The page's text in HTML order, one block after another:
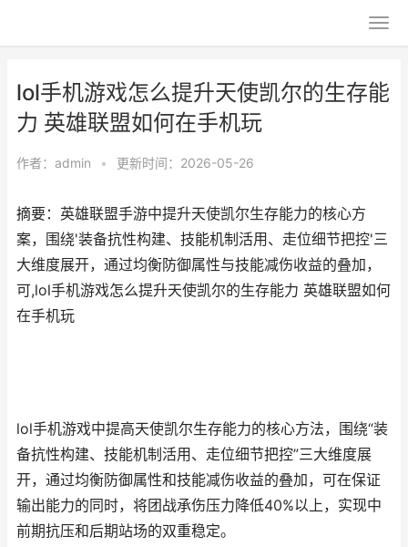
lol手机游戏怎么提升天使凯尔的生存能
力 英雄联盟如何在手机玩
作者： admin • 更新时间：2026-05-26
摘要：英雄联盟手游中提升天使凯尔生存能力的核心方
案，围绕'装备抗性构建、技能机制活用、走位细节把控'三
大维度展开，通过均衡防御属性与技能减伤收益的叠加，
可,lol手机游戏怎么提升天使凯尔的生存能力 英雄联盟如何
在手机玩
lol手机游戏中提高天使凯尔生存能力的核心方法，围绕“装
备抗性构建、技能机制活用、走位细节把控”三大维度展
开，通过均衡防御属性和技能减伤收益的叠加，可在保证
输出能力的同时，将团战承伤压力降低40%以上，实现中
前期抗压和后期站场的双重稳定。